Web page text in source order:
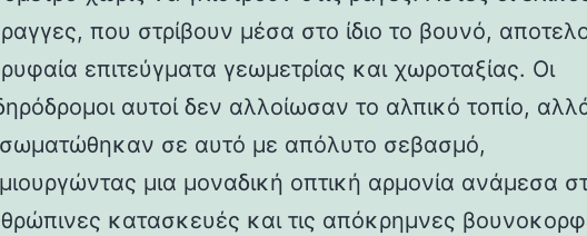
που στρίβουν μέσα στο ίδιο το βουνό,
επιτεύγματα γεωμετρίας και χωροταξίας. Οι
αυτοί δεν αλλοίωσαν το αλπικό τοπίο,
σε αυτό με απόλυτο σεβασμό,
μια μοναδική οπτική αρμονία ανάμεσα
κατασκευές και τις απόκρημνες